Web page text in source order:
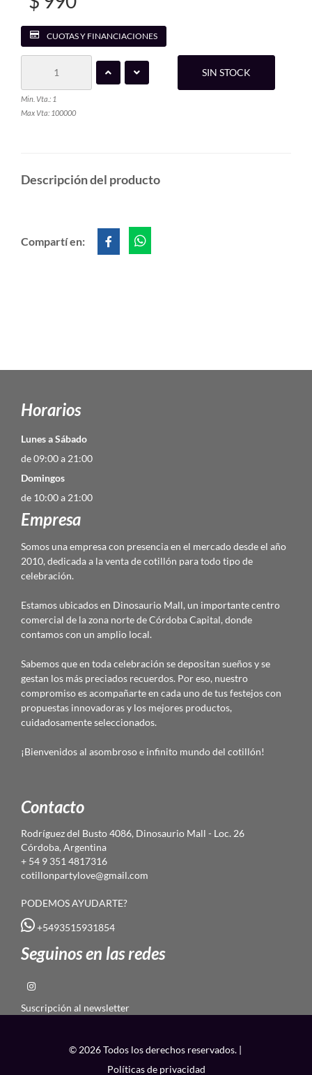
CUOTAS Y FINANCIACIONES
Min. Vta.: 1
Max Vta: 100000
SIN STOCK
Descripción del producto
Compartí en:
Horarios
Lunes a Sábado
de 09:00 a 21:00
Domingos
de 10:00 a 21:00
Empresa
Somos una empresa con presencia en el mercado desde el año
2010, dedicada a la venta de cotillón para todo tipo de
celebración.
Estamos ubicados en Dinosaurio Mall, un importante centro
comercial de la zona norte de Córdoba Capital, donde
contamos con un amplio local.
Sabemos que en toda celebración se depositan sueños y se
gestan los más preciados recuerdos. Por eso, nuestro
compromiso es acompañarte en cada uno de tus festejos con
propuestas innovadoras y los mejores productos,
cuidadosamente seleccionados.
¡Bienvenidos al asombroso e infinito mundo del cotillón!
Contacto
Rodríguez del Busto 4086, Dinosaurio Mall - Loc. 26
Córdoba, Argentina
+ 54 9 351 4817316
cotillonpartylove@gmail.com
PODEMOS AYUDARTE?
+5493515931854
Seguinos en las redes
Suscripción al newsletter
© 2026 Todos los derechos reservados. |
Políticas de privacidad